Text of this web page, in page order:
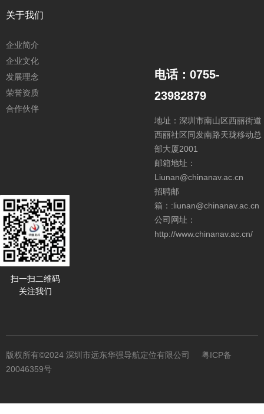
版权所有©2024 深圳市远东华强导航定位有限公司 粤ICP备
20046359号
企业简介
企业文化
发展理念
荣誉资质
合作伙伴
关于我们
电话：0755-
23982879
地址：深圳市南山区西丽街道
西丽社区同发南路天珑移动总
部大厦2001
邮箱地址：
Liunan@chinanav.ac.cn
招聘邮
箱：:liunan@chinanav.ac.cn
公司网址：
http://www.chinanav.ac.cn/
扫一扫二维码
关注我们